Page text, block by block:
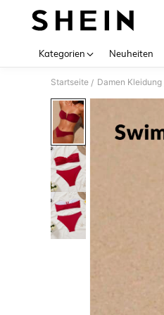
Kategorien Neuheiten
Startseite / Damen Kleidung